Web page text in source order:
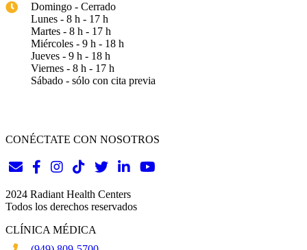
Domingo - Cerrado
Lunes - 8 h - 17 h
Martes - 8 h - 17 h
Miércoles - 9 h - 18 h
Jueves - 9 h - 18 h
Viernes - 8 h - 17 h
Sábado - sólo con cita previa
CONÉCTATE CON NOSOTROS
2024 Radiant Health Centers
Todos los derechos reservados
CLÍNICA MÉDICA